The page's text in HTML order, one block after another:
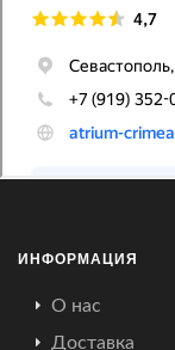
ИНФОРМАЦИЯ
О нас
Доставка